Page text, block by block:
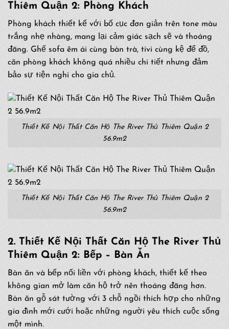
Thiêm Quận 2: Phòng Khách
Phòng khách thiết kế với bố cục đơn giản trên tone màu
trắng nhẹ nhàng, mang lại cảm giác sạch sẽ và thoáng
đãng. Ghế sofa êm ái cùng bàn trà, tivi cùng kệ để đồ,
căn phòng khách không quá nhiều chi tiết nhưng đảm
bảo sự tiện nghi cho gia chủ.
Thiết Kế Nội Thất Căn Hộ The River Thủ Thiêm Quận 2
56.9m2
Thiết Kế Nội Thất Căn Hộ The River Thủ Thiêm Quận 2
56.9m2
2. Thiết Kế Nội Thất Căn Hộ The River Thủ
Thiêm Quận 2: Bếp – Bàn Ăn
Bàn ăn và bếp nối liền với phòng khách, thiết kế theo
không gian mở làm căn hộ trở nên thoáng đãng hơn.
Bàn ăn gỗ sát tường với 3 chỗ ngồi thích hợp cho những
gia đình mới cưới hoặc những người yêu thích cuộc sống
một mình.